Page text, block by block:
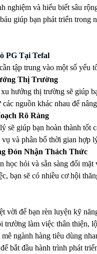
nghiệm và hiểu biết sâu
giúp bạn phát triển trong
PG Tại Tefal
tập trung vào một số yếu
Thị Trường
hướng thị trường sẽ giúp
nguồn khác nhau để
Rõ Ràng
sẽ giúp bạn hoàn thành tốt
và phân bổ thời gian hợp
Đón Nhận Thách Thức
học hỏi và sẵn sàng đối
bạn sẽ có nhiều cơ hội
vời để bạn rèn luyện kỹ
làm việc thân thiện,
ngành hàng tiêu dùng
bắt đầu hành trình phát